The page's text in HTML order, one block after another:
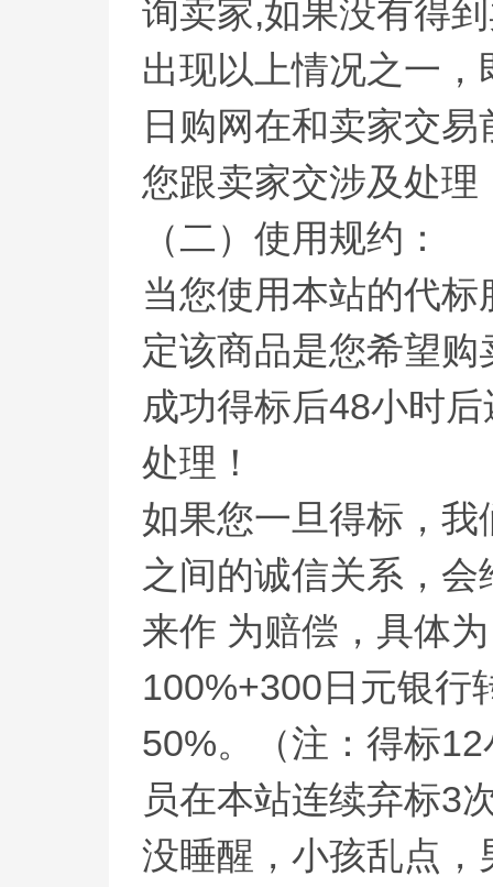
询卖家,如果没有得
出现以上情况之一
日购网在和卖家交
您跟卖家交涉及处
（二）使用规约：
当您使用本站的代
定该商品是您希望
成功得标后48小时
处理！
如果您一旦得标，
之间的诚信关系，
来作 为赔偿，具体
100%+300日元银行
50%。
（注：得标
员在本站连续弃标3
没睡醒，小孩乱点